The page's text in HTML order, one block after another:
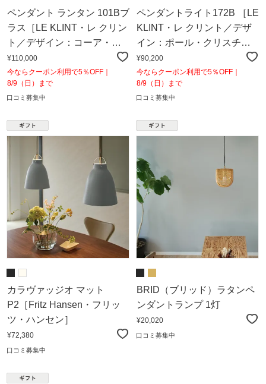
ペンダント ランタン 101Bブ
ラス［LE KLINT・レ クリン
ト／デザイン：コーア・ク
リント］
¥110,000
今ならクーポン利用で5％OFF｜
8/9（日）まで
口コミ募集中
ペンダントライト172B ［LE
KLINT・レ クリント／デザ
イン：ポール・クリスチャ
ンセン］
¥90,200
今ならクーポン利用で5％OFF｜
8/9（日）まで
口コミ募集中
カラヴァッジオ マット
P2［Fritz Hansen・フリッ
ツ・ハンセン］
¥72,380
口コミ募集中
BRID（ブリッド）ラタンペ
ンダントランプ 1灯
¥20,020
口コミ募集中